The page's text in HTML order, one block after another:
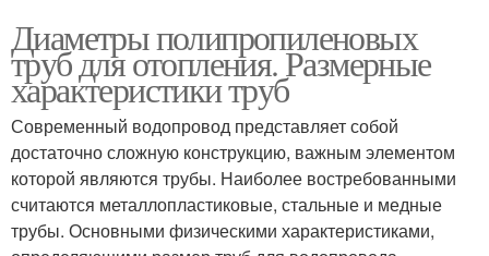
Диаметры полипропиленовых
труб для отопления. Размерные
характеристики труб
Современный водопровод представляет собой
достаточно сложную конструкцию, важным элементом
которой являются трубы. Наиболее востребованными
считаются металлопластиковые, стальные и медные
трубы. Основными физическими характеристиками,